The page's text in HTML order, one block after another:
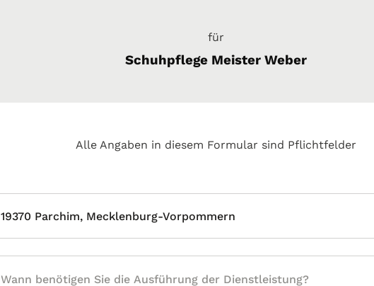
für
Schuhpflege Meister Weber
Alle Angaben in diesem Formular sind Pflichtfelder
19370 Parchim, Mecklenburg-Vorpommern